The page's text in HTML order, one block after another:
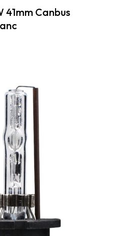
41mm Canbus